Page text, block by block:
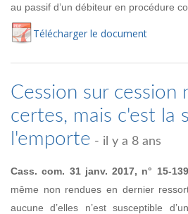
au passif d’un débiteur en procédure
Télécharger le document
Cession sur cession
certes, mais c'est la
l'emporte - il y a 8 ans
Cass. com. 31 janv. 2017, n° 15-
même non rendues en dernier
aucune d’elles n’est susceptible